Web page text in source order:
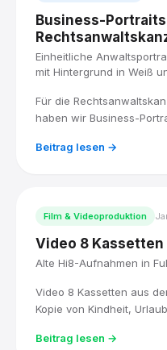
Business-
Einheitliche
mit Hintergrund in Weiß
Für die
haben wir Business-
fotografiert, mit einem
Beitrag lesen →
Film & Videoproduktion
Video 8
Alte Hi8-Aufnahmen in
Video 8 Kassetten aus
Kopie von Kindheit,
DaVinci Resolve und
Beitrag lesen →